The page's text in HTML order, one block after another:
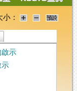
小：
示
示